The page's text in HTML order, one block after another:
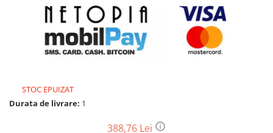
Drujbe pe benzina
Drujbe cu acumulator
Consumabile drujbe, fierastraie
Unelte electrice busteni
Mori cereale si batoze porumb
Batoze - mori desfacat porumb
STOC EPUIZAT
Durata de livrare: 1
388,76 Lei